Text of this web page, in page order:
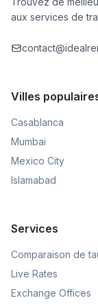
aux services de
Villes
Casablanca
Mumbai
Mexico City
Islamabad
Services
Comparaison de
Live Rates
Exchange Offices